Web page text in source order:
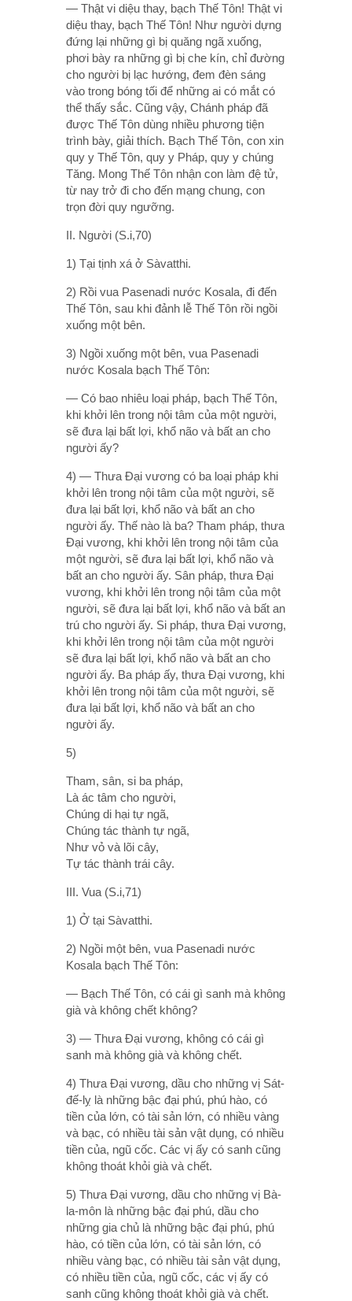
— Thật vi diệu thay, bạch Thế Tôn! Thật vi
diệu thay, bạch Thế Tôn! Như người dựng
đứng lại những gì bị quăng ngã xuống,
phơi bày ra những gì bị che kín, chỉ đường
cho người bị lạc hướng, đem đèn sáng
vào trong bóng tối để những ai có mắt có
thể thấy sắc. Cũng vậy, Chánh pháp đã
được Thế Tôn dùng nhiều phương tiện
trình bày, giải thích. Bạch Thế Tôn, con xin
quy y Thế Tôn, quy y Pháp, quy y chúng
Tăng. Mong Thế Tôn nhận con làm đệ tử,
từ nay trở đi cho đến mạng chung, con
trọn đời quy ngưỡng.
II. Người (S.i,70)
1) Tại tịnh xá ở Sàvatthi.
2) Rồi vua Pasenadi nước Kosala, đi đến
Thế Tôn, sau khi đảnh lễ Thế Tôn rồi ngồi
xuống một bên.
3) Ngồi xuống một bên, vua Pasenadi
nước Kosala bạch Thế Tôn:
— Có bao nhiêu loại pháp, bạch Thế Tôn,
khi khởi lên trong nội tâm của một người,
sẽ đưa lại bất lợi, khổ não và bất an cho
người ấy?
4) — Thưa Ðại vương có ba loại pháp khi
khởi lên trong nội tâm của một người, sẽ
đưa lại bất lợi, khổ não và bất an cho
người ấy. Thế nào là ba? Tham pháp, thưa
Ðại vương, khi khởi lên trong nội tâm của
một người, sẽ đưa lại bất lợi, khổ não và
bất an cho người ấy. Sân pháp, thưa Ðại
vương, khi khởi lên trong nội tâm của một
người, sẽ đưa lại bất lợi, khổ não và bất an
trú cho người ấy. Si pháp, thưa Ðại vương,
khi khởi lên trong nội tâm của một người
sẽ đưa lại bất lợi, khổ não và bất an cho
người ấy. Ba pháp ấy, thưa Ðại vương, khi
khởi lên trong nội tâm của một người, sẽ
đưa lại bất lợi, khổ não và bất an cho
người ấy.
5)
Tham, sân, si ba pháp,
Là ác tâm cho người,
Chúng di hại tự ngã,
Chúng tác thành tự ngã,
Như vỏ và lõi cây,
Tự tác thành trái cây.
III. Vua (S.i,71)
1) Ở tại Sàvatthi.
2) Ngồi một bên, vua Pasenadi nước
Kosala bạch Thế Tôn:
— Bạch Thế Tôn, có cái gì sanh mà không
già và không chết không?
3) — Thưa Ðại vương, không có cái gì
sanh mà không già và không chết.
4) Thưa Ðại vương, dầu cho những vị Sát-
đế-lỵ là những bậc đại phú, phú hào, có
tiền của lớn, có tài sản lớn, có nhiều vàng
và bạc, có nhiều tài sản vật dụng, có nhiều
tiền của, ngũ cốc. Các vị ấy có sanh cũng
không thoát khỏi già và chết.
5) Thưa Ðại vương, dầu cho những vị Bà-
la-môn là những bậc đại phú, dầu cho
những gia chủ là những bậc đại phú, phú
hào, có tiền của lớn, có tài sản lớn, có
nhiều vàng bạc, có nhiều tài sản vật dụng,
có nhiều tiền của, ngũ cốc, các vị ấy có
sanh cũng không thoát khỏi già và chết.